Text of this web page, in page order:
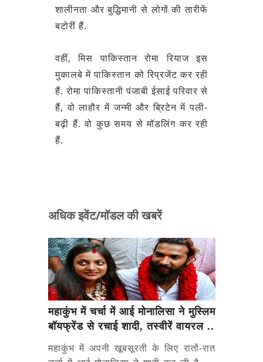
शालीनता और बुद्धिमानी से लोगों की तारीफें
बटोरीं हैं.
वहीं, मिस पाकिस्तान रोमा रियाज इस
मुकालबे में पाकिस्तान को रिप्रजेंट कर रही
हैं. रोमा पाकिस्तानी पंजाबी ईसाई परिवार से
हैं, वो लाहौर में जन्मी और ब्रिटेन में पली-
बढ़ी हैं. वो कुछ समय से मॉडलिंग कर रही
हैं.
अधिक इवेंट/मॉडल की खबरें
महाकुंभ में चर्चा में आई मोनालिसा ने मुस्लिम
बॉयफ्रेंड से रचाई शादी, तस्वीरें वायरल ..
महाकुंभ में अपनी खूबसूरती के लिए रातों-रात